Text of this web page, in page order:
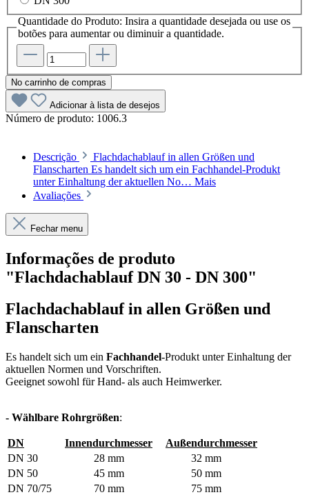
Quantidade do Produto: Insira a quantidade desejada ou use os
botões para aumentar ou diminuir a quantidade.
No carrinho de compras
Adicionar à lista de desejos
Número de produto: 1006.3
Descrição
Flachdachablauf in allen Größen und
Flanscharten Es handelt sich um ein Fachhandel-Produkt
unter Einhaltung der aktuellen No… Mais
Avaliações
Fechar menu
Informações de produto
"Flachdachablauf DN 30 - DN 300"
Flachdachablauf in allen Größen und
Flanscharten
Es handelt sich um ein Fachhandel-Produkt unter Einhaltung der
aktuellen Normen und Vorschriften.
Geeignet sowohl für Hand- als auch Heimwerker.
- Wählbare Rohrgrößen:
DN Innendurchmesser
Außendurchmesser
DN 30
28 mm
32 mm
DN 50
45 mm
50 mm
DN 70/75
70 mm
75 mm